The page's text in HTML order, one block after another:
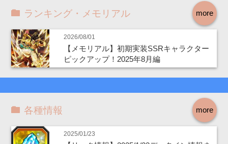
more
ランキング・メモリアル
2026/08/01
【メモリアル】初期実装SSRキャラクター
ピックアップ！2025年8月編
more
各種情報
2025/01/23